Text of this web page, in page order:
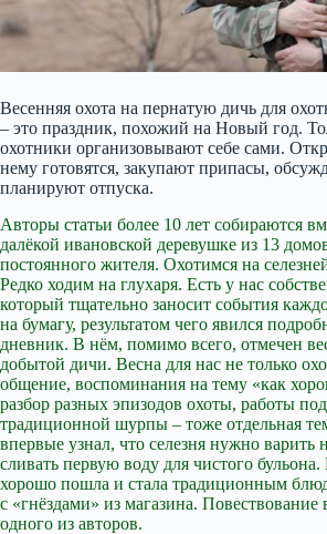
Весенняя охота на пернатую дичь для
– это праздник, похожий на Новый год.
охотники организовывают себе сами.
нему готовятся, закупают припасы,
планируют отпуска.
Авторы статьи более 10 лет собираются
далёкой ивановской деревушке из 13
постоянного жителя. Охотимся на
Редко ходим на глухаря. Есть у нас
который тщательно заносит события
на бумагу, результатом чего явился
дневник. В нём, помимо всего, отмечен
добытой дичи. Весна для нас не только
общение, воспоминания на тему «как
разбор разных эпизодов охоты, работы
традиционной шурпы – тоже отдельная
впервые узнал, что селезня нужно варить
сливать первую воду для чистого
хорошо пошла и стала традиционным
с «гнёздами» из магазина. Повествование
одного из авторов.